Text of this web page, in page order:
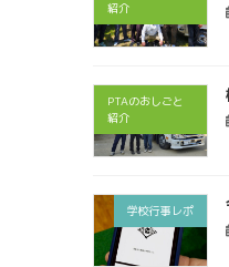
紹介
PTAのおしごと
紹介
学校行事レポ